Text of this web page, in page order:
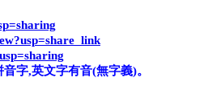
字,英文字有音(無字義)。